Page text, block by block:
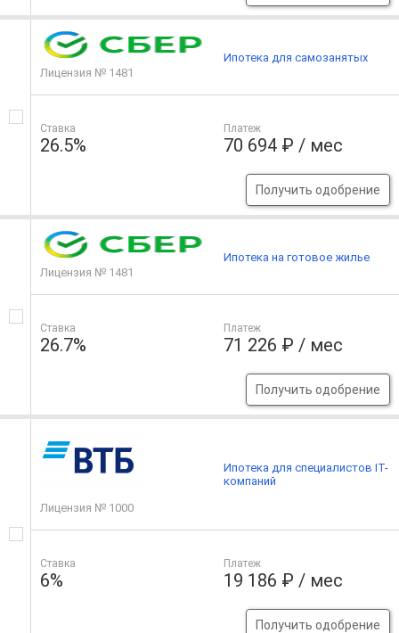
Лицензия № 1481
Ставка
26.5%
Платеж
70 694 ₽ / мес
Получить одобрение
Ипотека для самозанятых
Лицензия № 1481
Ставка
26.7%
Платеж
71 226 ₽ / мес
Получить одобрение
Ипотека на готовое жилье
Лицензия № 1000
Ставка
6%
Платеж
19 186 ₽ / мес
Получить одобрение
Ипотека для специалистов IT-
компаний